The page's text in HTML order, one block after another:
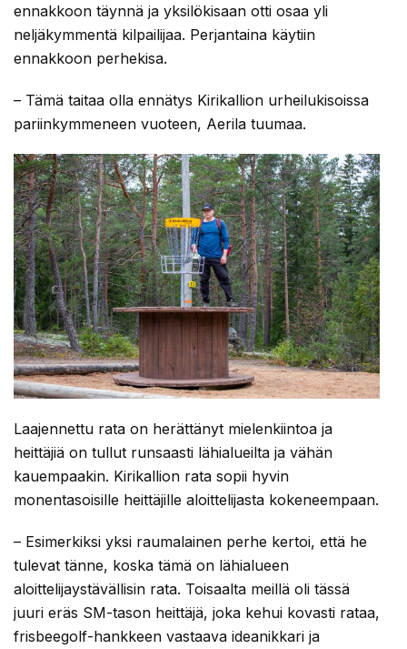
ennakkoon täynnä ja yksilökisaan otti osaa yli
neljäkymmentä kilpailijaa. Perjantaina käytiin
ennakkoon perhekisa.
– Tämä taitaa olla ennätys Kirikallion urheilukisoissa
pariinkymmeneen vuoteen, Aerila tuumaa.
Laajennettu rata on herättänyt mielenkiintoa ja
heittäjiä on tullut runsaasti lähialueilta ja vähän
kauempaakin. Kirikallion rata sopii hyvin
monentasoisille heittäjille aloittelijasta kokeneempaan.
– Esimerkiksi yksi raumalainen perhe kertoi, että he
tulevat tänne, koska tämä on lähialueen
aloittelijaystävällisin rata. Toisaalta meillä oli tässä
juuri eräs SM-tason heittäjä, joka kehui kovasti rataa,
frisbeegolf-hankkeen vastaava ideanikkari ja